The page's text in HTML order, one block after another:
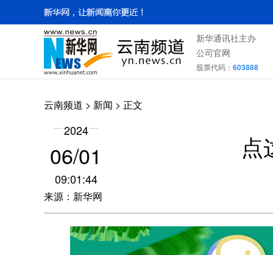
新华通讯社主办
公司官网
股票代码： 603888
云南频道 > 新闻 > 正文
2024
06/01
09:01:44
来源：新华网
点